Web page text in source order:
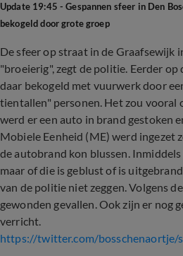
Update 19:45 - Gespannen sfeer in Den
bekogeld door grote groep
De sfeer op straat in de Graafsewijk
"broeierig", zegt de politie. Eerder op
daar bekogeld met vuurwerk door
tientallen" personen. Het zou vooral
werd er een auto in brand gestoken
Mobiele Eenheid (ME) werd ingezet
de autobrand kon blussen.
maar of die is geblust of is
van de politie niet zeggen. Volgens
gewonden gevallen. Ook zijn er nog
verricht.
https://twitter.com/